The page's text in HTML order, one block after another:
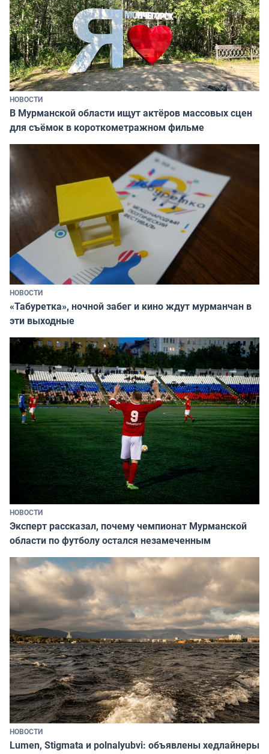
НОВОСТИ
В Мурманской области ищут актёров массовых сцен
для съёмок в короткометражном фильме
НОВОСТИ
«Табуретка», ночной забег и кино ждут мурманчан в
эти выходные
НОВОСТИ
Эксперт рассказал, почему чемпионат Мурманской
области по футболу остался незамеченным
НОВОСТИ
Lumen, Stigmata и polnalyubvi: объявлены хедлайнеры